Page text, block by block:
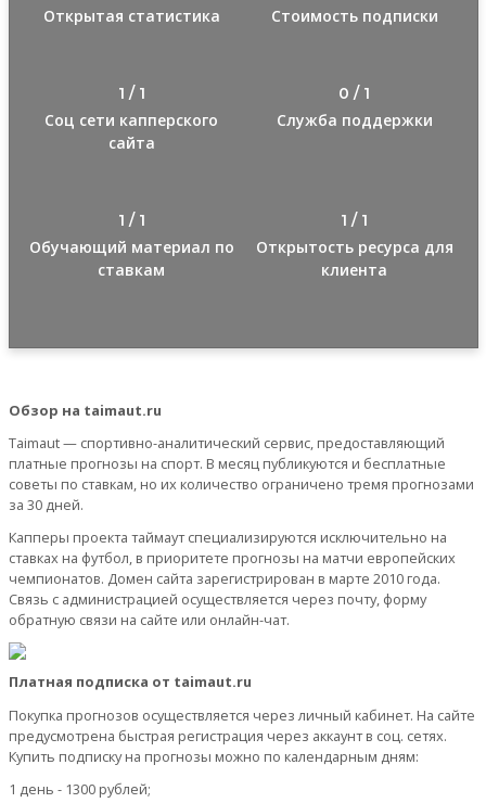
Открытая статистика Стоимость подписки
1 / 1
Соц сети капперского
сайта
0 / 1
Служба поддержки
1 / 1
Обучающий материал по
ставкам
1 / 1
Открытость ресурса для
клиента
Обзор на taimaut.ru
Taimaut — спортивно-аналитический сервис, предоставляющий
платные прогнозы на спорт. В месяц публикуются и бесплатные
советы по ставкам, но их количество ограничено тремя прогнозами
за 30 дней.
Капперы проекта таймаут специализируются исключительно на
ставках на футбол, в приоритете прогнозы на матчи европейских
чемпионатов. Домен сайта зарегистрирован в марте 2010 года.
Связь с администрацией осуществляется через почту, форму
обратную связи на сайте или онлайн-чат.
Платная подписка от taimaut.ru
Покупка прогнозов осуществляется через личный кабинет. На сайте
предусмотрена быстрая регистрация через аккаунт в соц. сетях.
Купить подписку на прогнозы можно по календарным дням:
1 день - 1300 рублей;